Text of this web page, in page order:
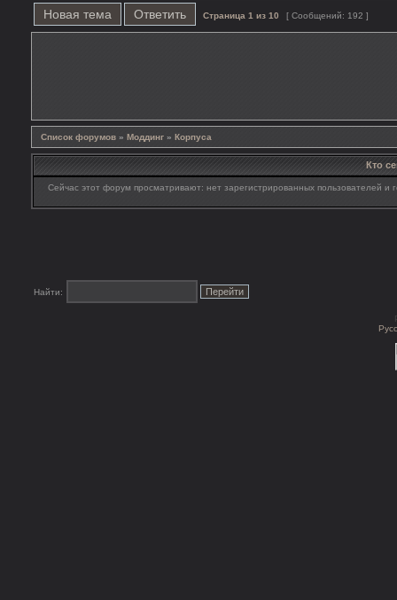
Новая тема Ответить Страница 1 из 10 [ Сообщений: 192 ]
Список форумов » Моддинг » Корпуса
Кто
Сейчас этот форум просматривают: нет зарегистрированных пользователей и
Найти: